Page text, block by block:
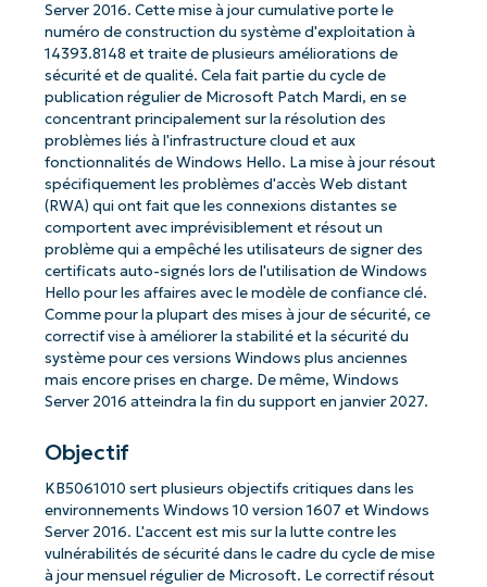
Server 2016. Cette mise à jour cumulative porte le
numéro de construction du système d'exploitation à
14393.8148 et traite de plusieurs améliorations de
sécurité et de qualité. Cela fait partie du cycle de
publication régulier de Microsoft Patch Mardi, en se
concentrant principalement sur la résolution des
problèmes liés à l'infrastructure cloud et aux
fonctionnalités de Windows Hello. La mise à jour résout
spécifiquement les problèmes d'accès Web distant
(RWA) qui ont fait que les connexions distantes se
comportent avec imprévisiblement et résout un
problème qui a empêché les utilisateurs de signer des
certificats auto-signés lors de l'utilisation de Windows
Hello pour les affaires avec le modèle de confiance clé.
Comme pour la plupart des mises à jour de sécurité, ce
correctif vise à améliorer la stabilité et la sécurité du
système pour ces versions Windows plus anciennes
mais encore prises en charge. De même, Windows
Server 2016 atteindra la fin du support en janvier 2027.
Objectif
KB5061010 sert plusieurs objectifs critiques dans les
environnements Windows 10 version 1607 et Windows
Server 2016. L'accent est mis sur la lutte contre les
vulnérabilités de sécurité dans le cadre du cycle de mise
à jour mensuel régulier de Microsoft. Le correctif résout